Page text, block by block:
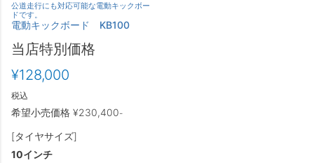
公道走行にも対応可能な電動キックボー
ドです。
電動キックボード KB100
希望小売価格 ¥230,400-
当店特別価格
¥128,000
税込
[タイヤサイズ]
10インチ